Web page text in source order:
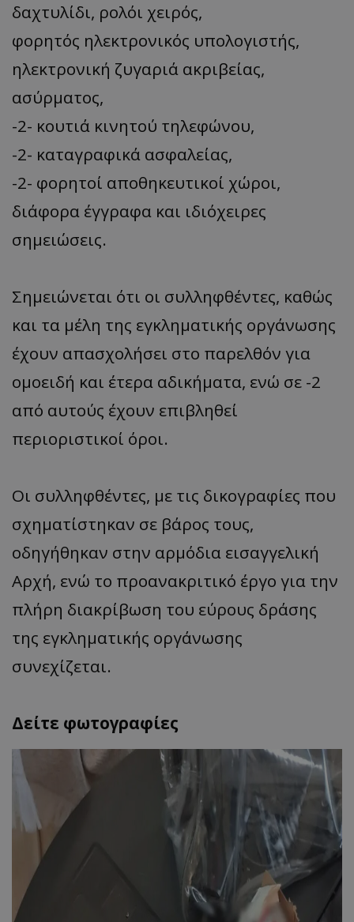
δαχτυλίδι, ρολόι χειρός,
φορητός ηλεκτρονικός υπολογιστής,
ηλεκτρονική ζυγαριά ακριβείας,
ασύρματος,
-2- κουτιά κινητού τηλεφώνου,
-2- καταγραφικά ασφαλείας,
-2- φορητοί αποθηκευτικοί χώροι,
διάφορα έγγραφα και ιδιόχειρες
σημειώσεις.
Σημειώνεται ότι οι συλληφθέντες, καθώς
και τα μέλη της εγκληματικής οργάνωσης
έχουν απασχολήσει στο παρελθόν για
ομοειδή και έτερα αδικήματα, ενώ σε -2
από αυτούς έχουν επιβληθεί
περιοριστικοί όροι.
Οι συλληφθέντες, με τις δικογραφίες που
σχηματίστηκαν σε βάρος τους,
οδηγήθηκαν στην αρμόδια εισαγγελική
Αρχή, ενώ το προανακριτικό έργο για την
πλήρη διακρίβωση του εύρους δράσης
της εγκληματικής οργάνωσης
συνεχίζεται.
Δείτε φωτογραφίες